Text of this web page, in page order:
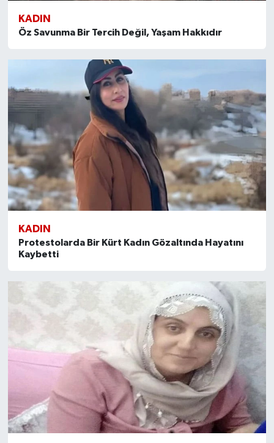
KADIN
Öz Savunma Bir Tercih Değil, Yaşam Hakkıdır
KADIN
Protestolarda Bir Kürt Kadın Gözaltında Hayatını
Kaybetti